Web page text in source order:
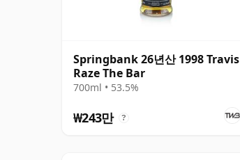
Springbank 26년산 1998 Travis
Raze The Bar
700ml • 53.5%
₩243만 ?